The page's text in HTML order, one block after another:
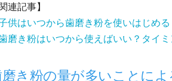
関連記事】
供はいつから歯磨き粉を使いはじめ
磨き粉はいつから使えばいい？タイ
き粉の量が多いことによ